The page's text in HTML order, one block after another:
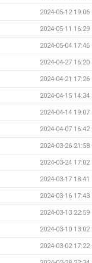
2024-05-12 19:06
2024-05-11 16:29
2024-05-04 17:46
2024-04-27 16:20
2024-04-21 17:26
2024-04-15 14:34
2024-04-14 19:07
2024-04-07 16:42
2024-03-26 21:58
2024-03-24 17:02
2024-03-17 18:41
2024-03-16 17:43
2024-03-13 22:59
2024-03-10 13:02
2024-03-02 17:22